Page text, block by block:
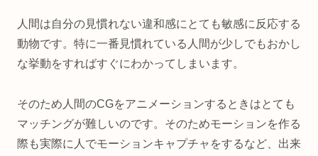
人間は自分の見慣れない違和感にとても敏感に反応する
動物です。特に一番見慣れている人間が少しでもおかし
な挙動をすればすぐにわかってしまいます。
そのため人間のCGをアニメーションするときはとても
マッチングが難しいのです。そのためモーションを作る
際も実際に人でモーションキャプチャをするなど、出来